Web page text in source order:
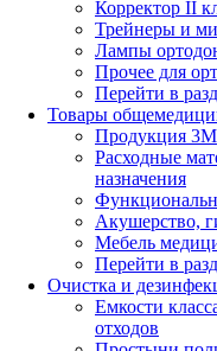
Корректор II
Трейнеры и
Лампы
Прочее для
Перейти в
Товары
Продукция 3М
Расходные
назначения
Акушерство,
Мебель
Перейти в
Очистка и
Емкости
отходов